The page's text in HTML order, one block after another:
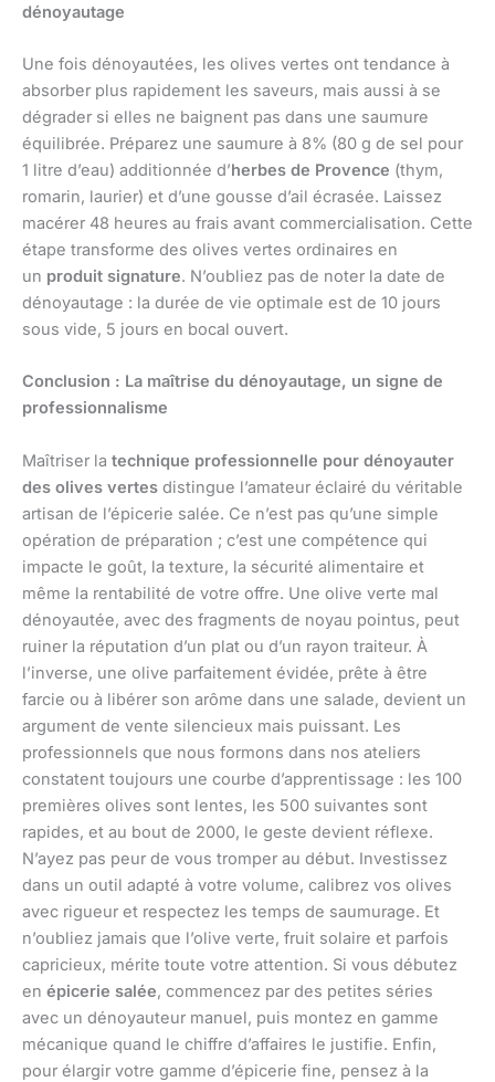
dénoyautage
Une fois dénoyautées, les olives vertes ont tendance à
absorber plus rapidement les saveurs, mais aussi à se
dégrader si elles ne baignent pas dans une saumure
équilibrée. Préparez une saumure à 8% (80 g de sel pour
1 litre d’eau) additionnée d’herbes de Provence (thym,
romarin, laurier) et d’une gousse d’ail écrasée. Laissez
macérer 48 heures au frais avant commercialisation. Cette
étape transforme des olives vertes ordinaires en
un produit signature. N’oubliez pas de noter la date de
dénoyautage : la durée de vie optimale est de 10 jours
sous vide, 5 jours en bocal ouvert.
Conclusion : La maîtrise du dénoyautage, un signe de
professionnalisme
Maîtriser la technique professionnelle pour dénoyauter
des olives vertes distingue l’amateur éclairé du véritable
artisan de l’épicerie salée. Ce n’est pas qu’une simple
opération de préparation ; c’est une compétence qui
impacte le goût, la texture, la sécurité alimentaire et
même la rentabilité de votre offre. Une olive verte mal
dénoyautée, avec des fragments de noyau pointus, peut
ruiner la réputation d’un plat ou d’un rayon traiteur. À
l’inverse, une olive parfaitement évidée, prête à être
farcie ou à libérer son arôme dans une salade, devient un
argument de vente silencieux mais puissant. Les
professionnels que nous formons dans nos ateliers
constatent toujours une courbe d’apprentissage : les 100
premières olives sont lentes, les 500 suivantes sont
rapides, et au bout de 2000, le geste devient réflexe.
N’ayez pas peur de vous tromper au début. Investissez
dans un outil adapté à votre volume, calibrez vos olives
avec rigueur et respectez les temps de saumurage. Et
n’oubliez jamais que l’olive verte, fruit solaire et parfois
capricieux, mérite toute votre attention. Si vous débutez
en épicerie salée, commencez par des petites séries
avec un dénoyauteur manuel, puis montez en gamme
mécanique quand le chiffre d’affaires le justifie. Enfin,
pour élargir votre gamme d’épicerie fine, pensez à la